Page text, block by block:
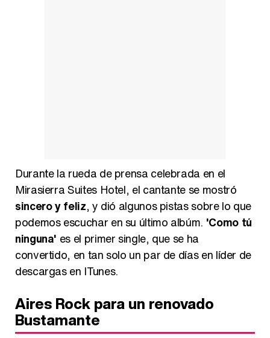
Magdalena de Suecia responde a las críticas y explica por qué le han permitido lanzar su propio negocio
Durante la rueda de prensa celebrada en el
Mirasierra Suites Hotel, el cantante se mostró
sincero y feliz, y dió algunos pistas sobre lo que
podemos escuchar en su último albúm. 'Como tú
ninguna' es el primer single, que se ha
convertido, en tan solo un par de días en líder de
descargas en ITunes.
Aires Rock para un renovado
Bustamante